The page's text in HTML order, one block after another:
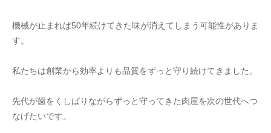
機械が止まれば50年続けてきた味が消えてしまう可能性がありま
す。
私たちは創業から効率よりも品質をずっと守り続けてきました。
先代が歯をくしばりながらずっと守ってきた肉屋を次の世代へつ
なげたいです。